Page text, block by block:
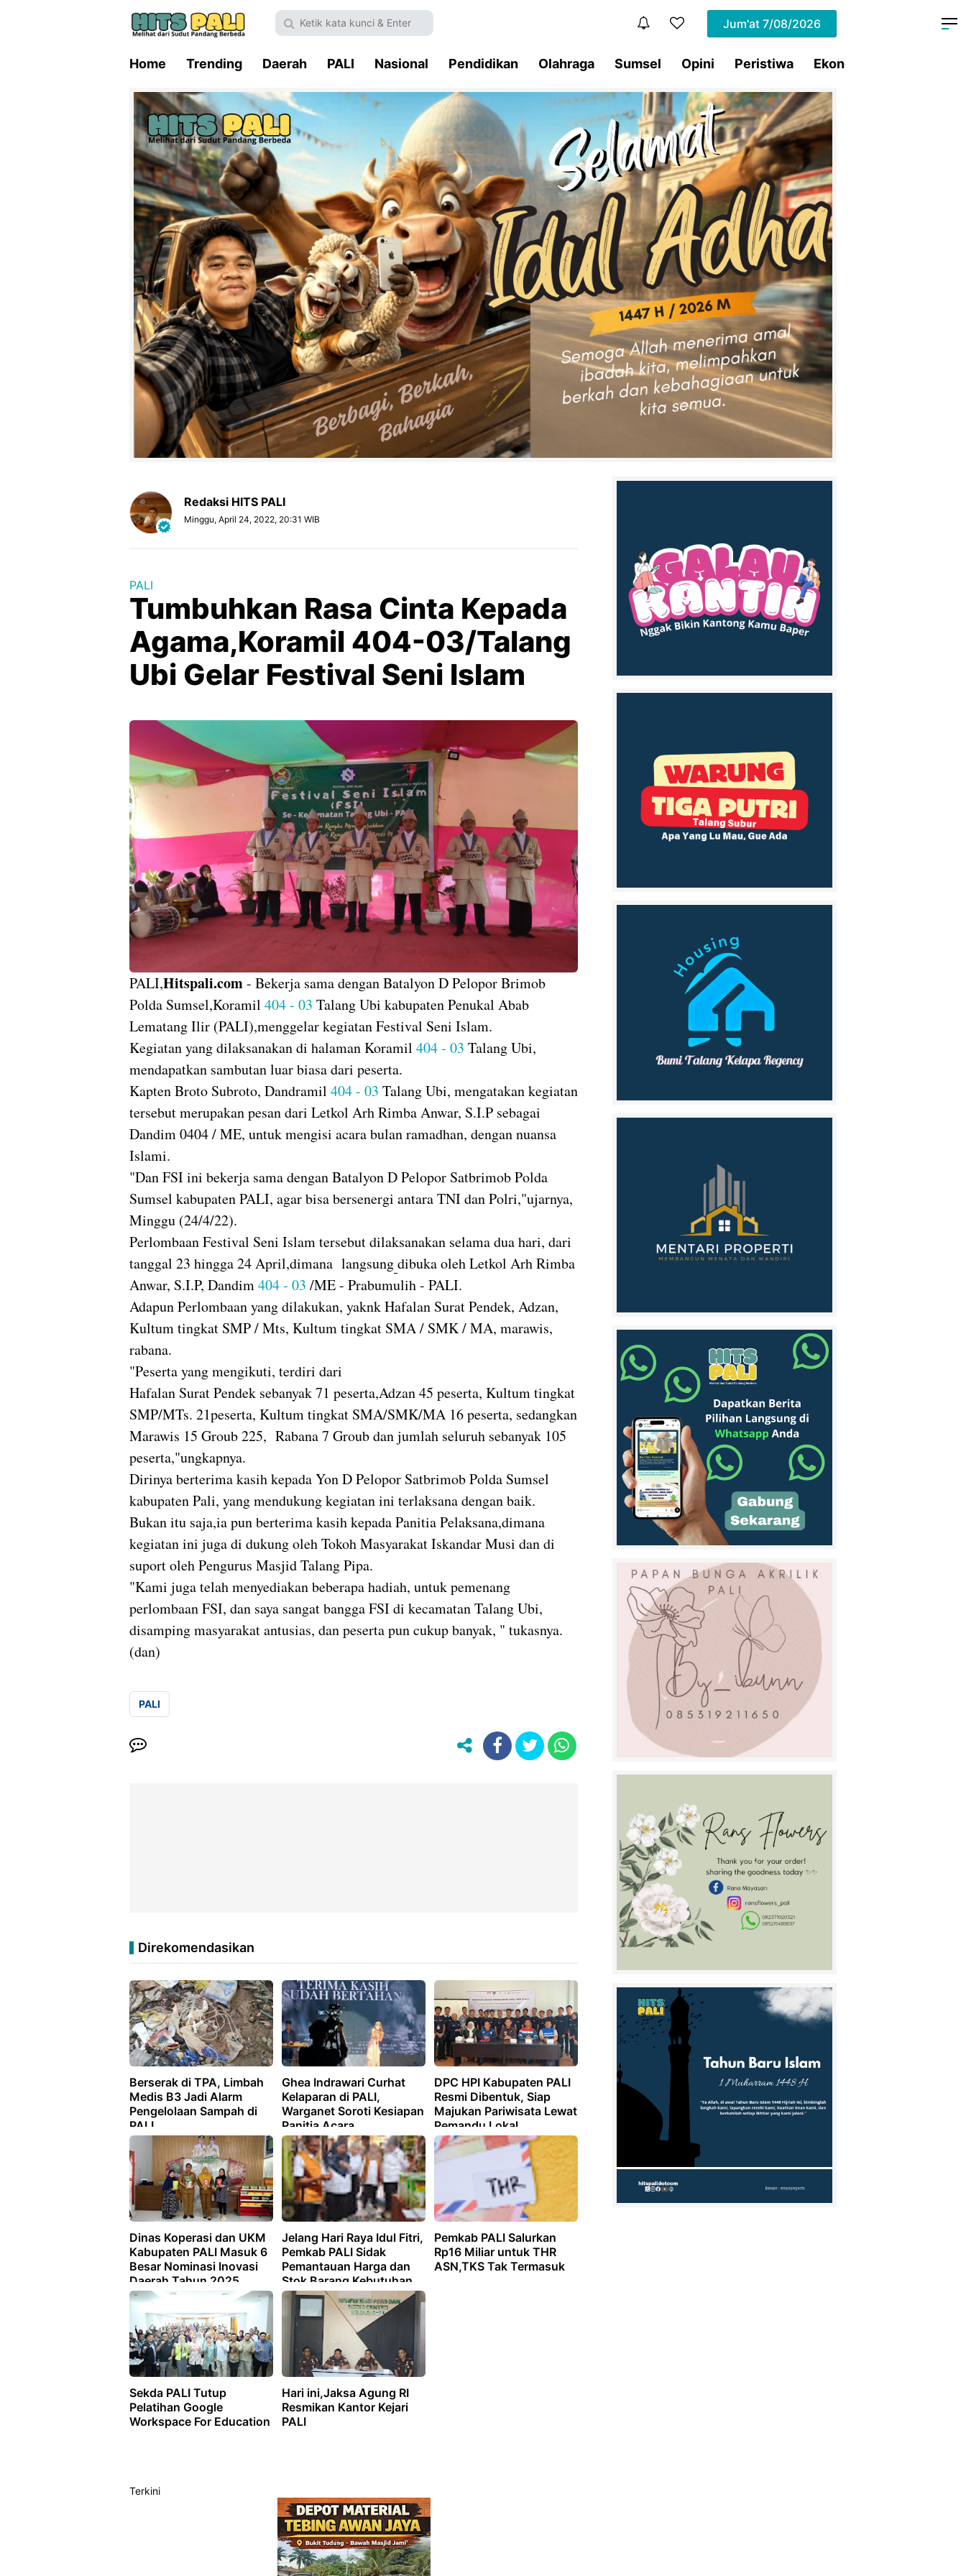
Jum'at 7/08/2026
Home Trending Daerah PALI Nasional Pendidikan Olahraga Sumsel Opini Peristiwa Ekonomi
Redaksi HITS PALI
Minggu, April 24, 2022, 20:31 WIB
PALI
Tumbuhkan Rasa Cinta Kepada
Agama,Koramil 404-03/Talang
Ubi Gelar Festival Seni Islam
PALI,Hitspali.com- Bekerja sama dengan Batalyon D Pelopor Brimob
Polda Sumsel,Koramil 404 - 03 Talang Ubi kabupaten Penukal Abab
Lematang Ilir (PALI),menggelar kegiatan Festival Seni Islam.
Kegiatan yang dilaksanakan di halaman Koramil 404 - 03 Talang Ubi,
mendapatkan sambutan luar biasa dari peserta.
Kapten Broto Subroto, Dandramil 404 - 03 Talang Ubi, mengatakan kegiatan
tersebut merupakan pesan dari Letkol Arh Rimba Anwar, S.I.P sebagai
Dandim 0404 / ME, untuk mengisi acara bulan ramadhan, dengan nuansa
Islami.
"Dan FSI ini bekerja sama dengan Batalyon D Pelopor Satbrimob Polda
Sumsel kabupaten PALI, agar bisa bersenergi antara TNI dan Polri,"ujarnya,
Minggu (24/4/22).
Perlombaan Festival Seni Islam tersebut dilaksanakan selama dua hari, dari
tanggal 23 hingga 24 April,dimana langsungdibuka oleh Letkol Arh Rimba
Anwar, S.I.P, Dandim404 - 03 /ME - Prabumulih - PALI.
Adapun Perlombaan yang dilakukan, yaknk Hafalan Surat Pendek, Adzan,
Kultum tingkat SMP / Mts, Kultum tingkat SMA / SMK / MA, marawis,
rabana.
"Peserta yang mengikuti, terdiri dari
Hafalan Surat Pendek sebanyak 71 peserta,Adzan 45 peserta, Kultum tingkat
SMP/MTs. 21peserta, Kultum tingkat SMA/SMK/MA 16 peserta, sedangkan
Marawis 15 Groub 225, Rabana 7 Groub dan jumlah seluruh sebanyak 105
peserta,"ungkapnya.
Dirinya berterima kasih kepada Yon D Pelopor Satbrimob Polda Sumsel
kabupaten Pali, yang mendukung kegiatan ini terlaksana dengan baik.
Bukan itu saja,ia pun berterima kasih kepada Panitia Pelaksana,dimana
kegiatan ini juga di dukung oleh Tokoh Masyarakat Iskandar Musi dan di
suport oleh Pengurus Masjid Talang Pipa.
"Kami juga telah menyediakan beberapa hadiah, untuk pemenang
perlombaan FSI, dan saya sangat bangga FSI di kecamatan Talang Ubi,
disamping masyarakat antusias, dan peserta pun cukup banyak, " tukasnya.
(dan)
PALI
Direkomendasikan
Berserak di TPA, Limbah
Medis B3 Jadi Alarm
Pengelolaan Sampah di
PALI
Ghea Indrawari Curhat
Kelaparan di PALI,
Warganet Soroti Kesiapan
Panitia Acara
DPC HPI Kabupaten PALI
Resmi Dibentuk, Siap
Majukan Pariwisata Lewat
Pemandu Lokal
Dinas Koperasi dan UKM
Kabupaten PALI Masuk 6
Besar Nominasi Inovasi
Daerah Tahun 2025
Jelang Hari Raya Idul Fitri,
Pemkab PALI Sidak
Pemantauan Harga dan
Stok Barang Kebutuhan
Pokok
Pemkab PALI Salurkan
Rp16 Miliar untuk THR
ASN,TKS Tak Termasuk
Sekda PALI Tutup
Pelatihan Google
Workspace For Education
Hari ini,Jaksa Agung RI
Resmikan Kantor Kejari
PALI
Terkini